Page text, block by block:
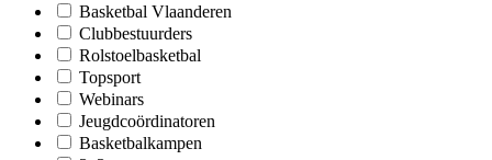
Basketbal Vlaanderen
Clubbestuurders
Rolstoelbasketbal
Topsport
Webinars
Jeugdcoördinatoren
Basketbalkampen